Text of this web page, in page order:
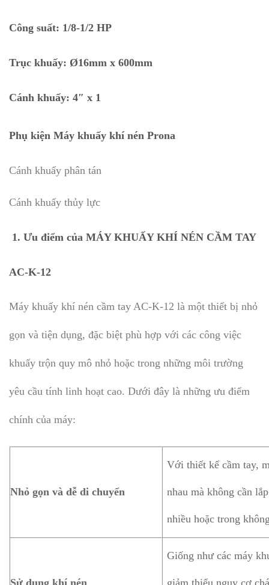
Công suất: 1/8-1/2 HP
Trục khuấy: Ø16mm x 600mm
Cánh khuấy: 4″ x 1
Phụ kiện Máy khuấy khí nén Prona
Cánh khuấy phân tán
Cánh khuấy thủy lực
1. Ưu điểm của MÁY KHUẤY KHÍ NÉN CẦM TAY
AC-K-12
Máy khuấy khí nén cầm tay AC-K-12 là một thiết bị nhỏ
gọn và tiện dụng, đặc biệt phù hợp với các công việc
khuấy trộn quy mô nhỏ hoặc trong những môi trường
yêu cầu tính linh hoạt cao. Dưới đây là những ưu điểm
chính của máy:
Nhỏ gọn và dễ di chuyển
Với thiết kế cầm tay,
nhau mà không cần
nhiều hoặc trong
Sử dụng khí nén
Giống như các máy
giảm thiểu nguy cơ